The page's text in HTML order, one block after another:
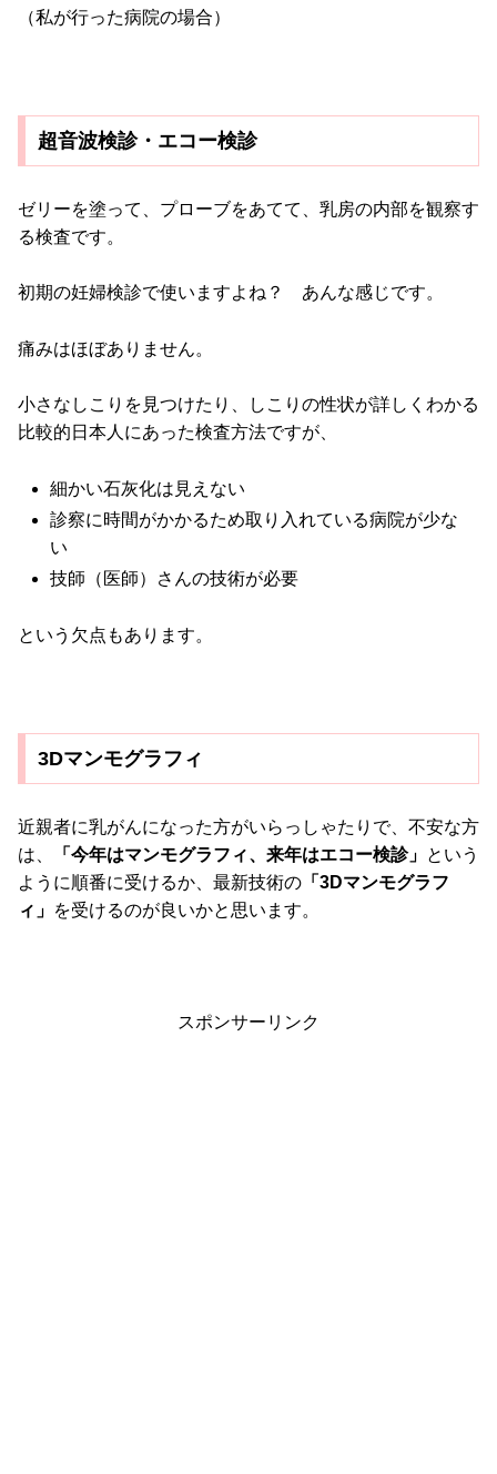
（私が行った病院の場合）
超音波検診・エコー検診
ゼリーを塗って、プローブをあてて、乳房の内部を観察す
る検査です。
初期の妊婦検診で使いますよね？ あんな感じです。
痛みはほぼありません。
小さなしこりを見つけたり、しこりの性状が詳しくわかる
比較的日本人にあった検査方法ですが、
細かい石灰化は見えない
診察に時間がかかるため取り入れている病院が少な
い
技師（医師）さんの技術が必要
という欠点もあります。
3Dマンモグラフィ
近親者に乳がんになった方がいらっしゃたりで、不安な方
は、
「今年はマンモグラフィ、来年はエコー検診」 という
ように順番に受けるか、最新技術の 「3Dマンモグラフ
ィ」 を受けるのが良いかと思います。
スポンサーリンク